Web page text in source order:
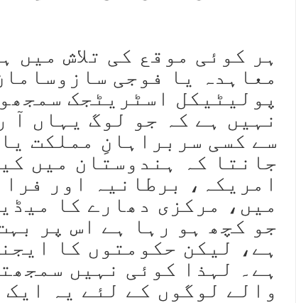
ہر کوئی موقع کی تلاش میں
معاہدہ یا فوجی
پولیٹیکل اسٹریٹجک
نہیں ہے کہ جو لوگ یہاں آ
سے کسی سربراہانِ مملکت
جانتا کہ ہندوستان میں
امریکہ، برطانیہ اور
میں، مرکزی دھارے کا
جو کچھ ہو رہا ہے اس پر
ہے، لیکن حکومتوں کا
ہے۔ لہذا کوئی نہیں
والے لوگوں کے لئے یہ ایک